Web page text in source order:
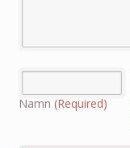
Namn (Required)